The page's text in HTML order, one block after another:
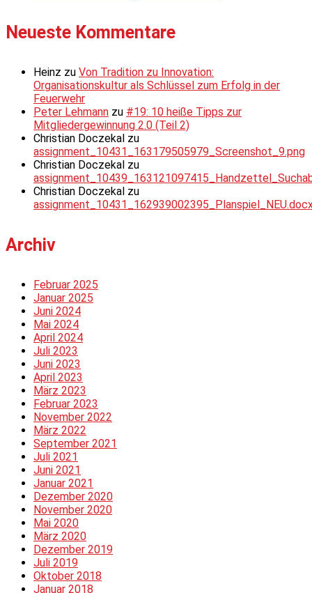
Neueste Kommentare
Heinz zu Von Tradition zu Innovation:
Organisationskultur als Schlüssel zum Erfolg in der
Feuerwehr
Peter Lehmann zu #19: 10 heiße Tipps zur
Mitgliedergewinnung 2.0 (Teil 2)
Christian Doczekal zu
assignment_10431_163179505979_Screenshot_9.png
Christian Doczekal zu
Christian Doczekal zu
Archiv
Februar 2025
Januar 2025
Juni 2024
Mai 2024
April 2024
Juli 2023
Juni 2023
April 2023
März 2023
Februar 2023
November 2022
März 2022
September 2021
Juli 2021
Juni 2021
Januar 2021
Dezember 2020
November 2020
Mai 2020
März 2020
Dezember 2019
Juli 2019
Oktober 2018
Januar 2018